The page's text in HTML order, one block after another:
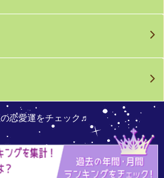
恋愛運をチェック♬